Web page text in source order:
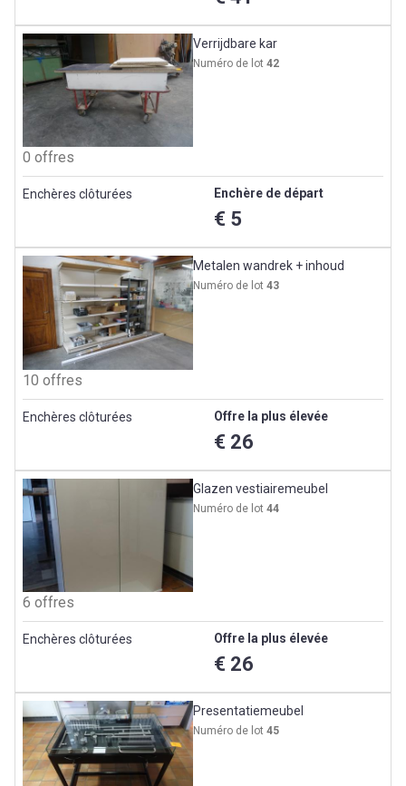
Verrijdbare kar
Numéro de lot42
0 offres
Enchères clôturées Enchère de départ
€ 5
Metalen wandrek + inhoud
Numéro de lot43
10 offres
Enchères clôturées Offre la plus élevée
€ 26
Glazen vestiairemeubel
Numéro de lot44
6 offres
Enchères clôturées Offre la plus élevée
€ 26
Presentatiemeubel
Numéro de lot45